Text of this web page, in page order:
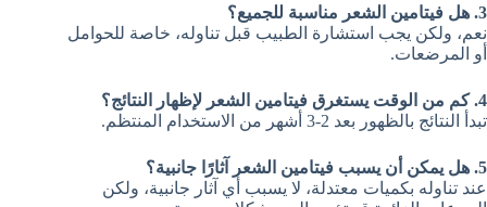
3. هل فيتامين الشعر مناسبة للجميع؟
نعم، ولكن يجب استشارة الطبيب قبل تناوله، خاصة للحوامل
أو المرضعات.
4. كم من الوقت يستغرق فيتامين الشعر لإظهار النتائج؟
تبدأ النتائج بالظهور بعد 2-3 أشهر من الاستخدام المنتظم.
5. هل يمكن أن يسبب فيتامين الشعر آثارًا جانبية؟
عند تناوله بكميات معتدلة، لا يسبب أي آثار جانبية، ولكن